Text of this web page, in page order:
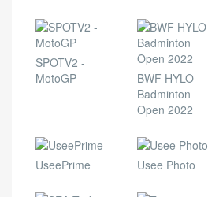
SPOTV2 -
MotoGP
BWF HYLO
Badminton
Open 2022
UseePrime Usee Photo